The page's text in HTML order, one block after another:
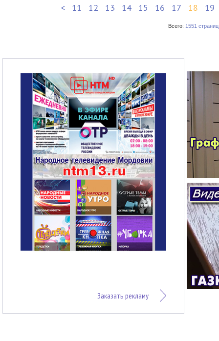
< 11 12 13 14 15 16 17 18 19
Всего: 1551 страниц
Заказать рекламу